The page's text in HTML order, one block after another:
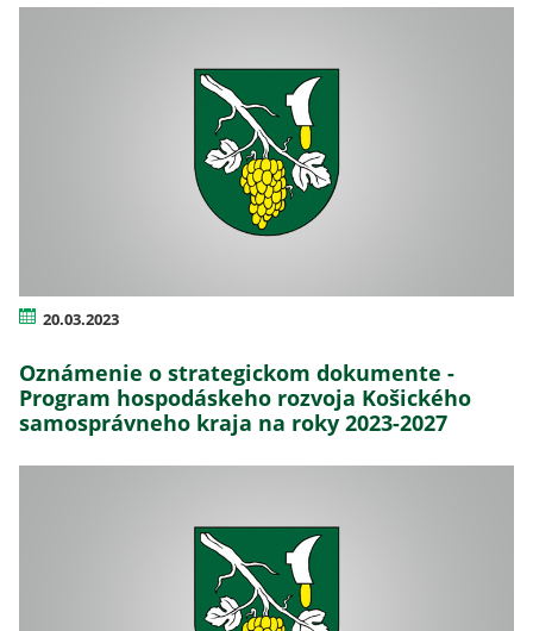
20.03.2023
Oznámenie o strategickom dokumente -
Program hospodáskeho rozvoja Košického
samosprávneho kraja na roky 2023-2027